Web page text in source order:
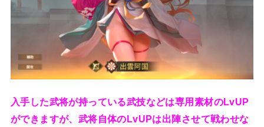
入手した武将が持っている武技などは専用素材のLvUP
ができますが、武将自体のLvUPは出陣させて戦わせな